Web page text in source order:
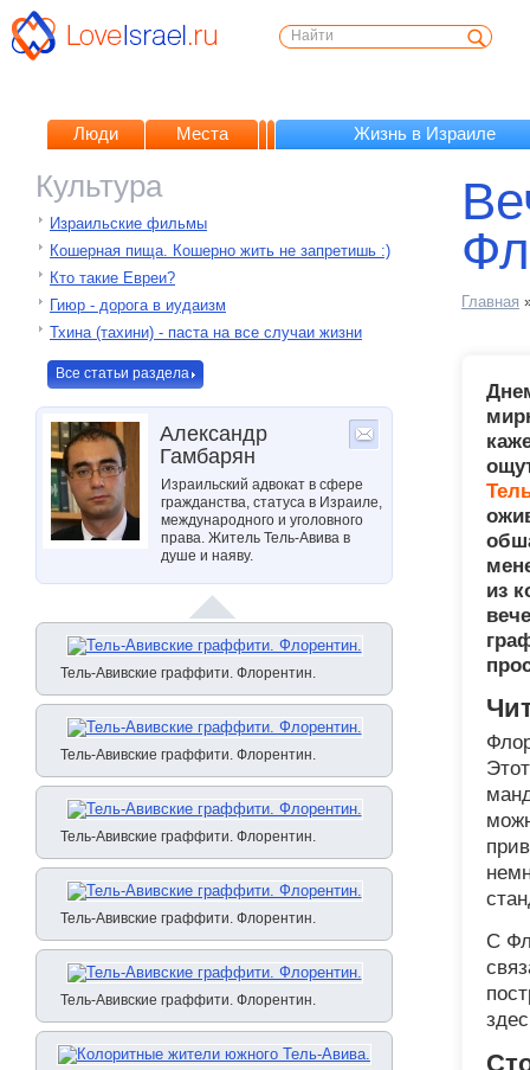
Люди Места Жизнь в Израиле
Культура
Израильские фильмы
Кошерная пища. Кошерно жить не запретишь :)
Кто такие Евреи?
Гиюр - дорога в иудаизм
Тхина (тахини) - паста на все случаи жизни
Все статьи раздела
Александр
Гамбарян
Израильский адвокат в сфере
гражданства, статуса в Израиле,
международного и уголовного
права. Житель Тель-Авива в
душе и наяву.
Тель-Авивские граффити. Флорентин.
Тель-Авивские граффити. Флорентин.
Тель-Авивские граффити. Флорентин.
Тель-Авивские граффити. Флорентин.
Тель-Авивские граффити. Флорентин.
Главная
из
С